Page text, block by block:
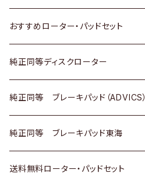
ダイハツ
マツダ
三菱
スバル
日野
いすゞ
ダイハツ
マツダ
三菱
日野
いすゞ
ダイハツ
三菱
日野
三菱ふそう
スズキ
日産
ダイハツ
マツダ
三菱
ホンダ
スズキ
日産
いすゞ
ダイハツ
トヨタ
日産
いすゞ
ダイハツ
マツダ
おすすめローター・パッドセット
トヨタ
ホンダ
スズキ
日産
純正同等ディスクローター
トヨタ
ホンダ
スズキ
純正同等 ブレーキパッド（ADVICS）
トヨタ
ホンダ
純正同等 ブレーキパッド東海
トヨタ
送料無料ローター・パッドセット